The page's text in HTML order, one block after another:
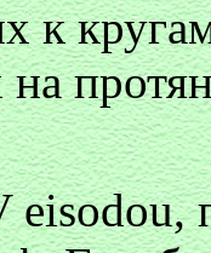
к
eisodou,